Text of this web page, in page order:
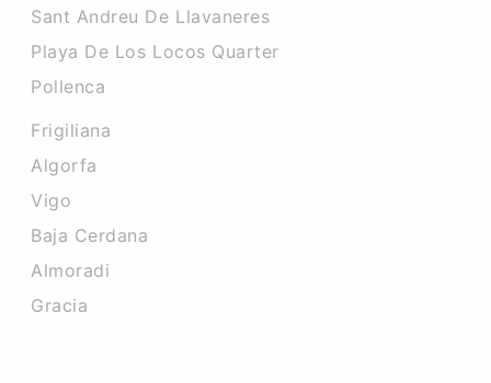
Sant Andreu De Llavaneres
Playa De Los Locos Quarter
Pollenca
Frigiliana
Algorfa
Vigo
Baja Cerdana
Almoradi
Gracia